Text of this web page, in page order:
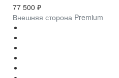
77 500 ₽
Внешняя сторона Premium